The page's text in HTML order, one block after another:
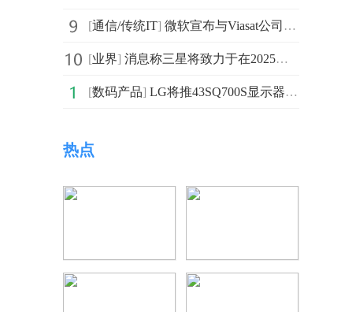
[通信/传统IT] 微软宣布与Viasat公司合作 旨在使Airband进入高速发展阶段
[业界] 消息称三星将致力于在2025年为Galaxy S系列提供其首个独
[数码产品] LG将推43SQ700S显示器：搭载42.5英寸的IPS屏幕
热点